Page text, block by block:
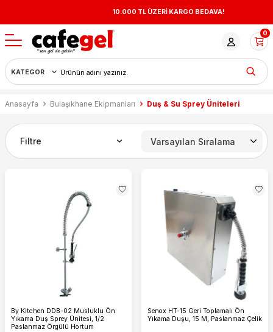
10.000 TL ÜZERİ KARGO BEDAVA!
0
Anasayfa Bulaşıkhane Ekipmanları Duş & Su Sprey Üniteleri
Filtre
By Kitchen DDB-02 Musluklu Ön
Yıkama Duş Sprey Ünitesi, 1/2
Paslanmaz Örgülü Hortum
Senox HT-15 Geri Toplamalı Ön
Yıkama Duşu, 15 M, Paslanmaz Çelik